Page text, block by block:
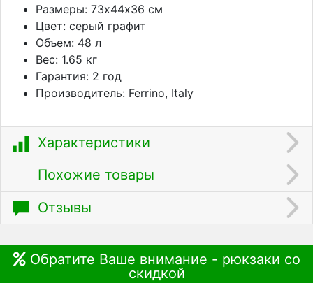
Размеры: 73х44х36 см
Цвет: серый графит
Объем: 48 л
Вес: 1.65 кг
Гарантия: 2 год
Производитель: Ferrino, Italy
Характеристики
Похожие товары
Отзывы
Обратите Ваше внимание - рюкзаки со
скидкой